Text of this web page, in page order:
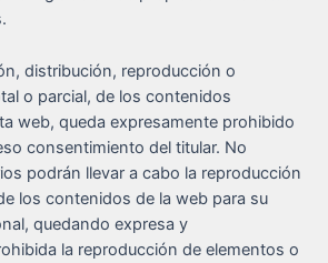
distribución, reproducción o
o parcial, de los contenidos
web, queda expresamente prohibido
consentimiento del titular. No
podrán llevar a cabo la reproducción
los contenidos de la web para su
quedando expresa y
la reproducción de elementos o